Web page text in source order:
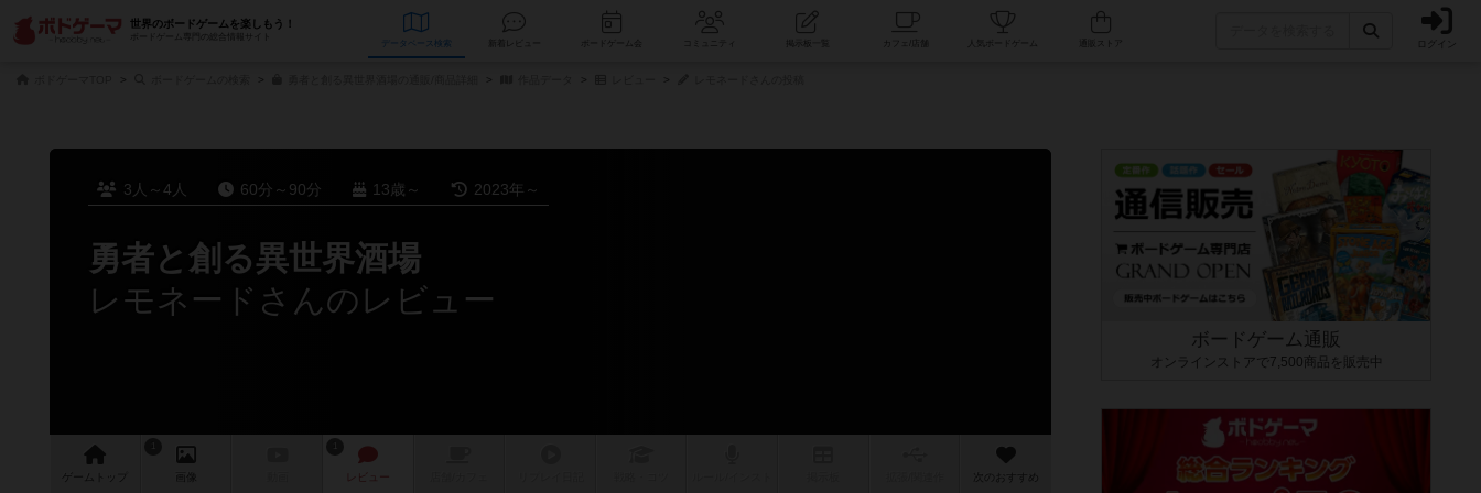
世界のボードゲームを楽しもう！
ボードゲーム専門の総合情報サイト
データベース コミュニティ 人気ボードゲーム ログイン
3人～4人 60分～90分 13歳～ 2023年～
勇者と創る異世界酒場
レモネードさんのレビュー
ゲーム 画像 レビュー 次のおすすめ
ボードゲーム通販
オンラインストアで7,500商品を販売中